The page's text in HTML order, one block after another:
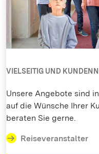
VIELSEITIG UND
Unsere Angebote sind
auf die Wünsche Ihrer
beraten Sie gerne.
Reiseveranstalter